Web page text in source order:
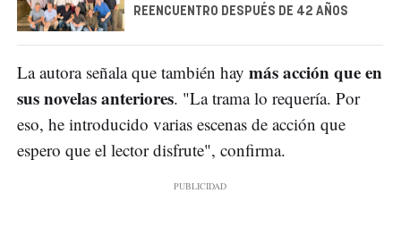
REENCUENTRO DESPUÉS DE 42 AÑOS
La autora señala que también hay más acción que en
sus novelas anteriores. "La trama lo requería. Por
eso, he introducido varias escenas de acción que
espero que el lector disfrute", confirma.